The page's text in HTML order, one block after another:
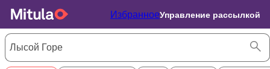
ИзбранноеУправление рассылкой